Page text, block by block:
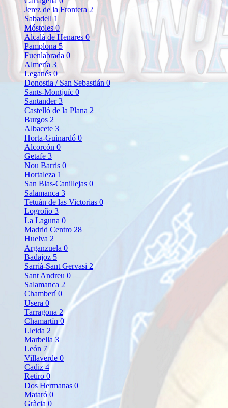
Jerez de la Frontera2
Sabadell1
Móstoles0
Alcalá de Henares 0
Pamplona 5
Fuenlabrada 0
Almería 3
Leganés0
Donostia / San Sebastián 0
Sants-Montjuïc 0
Santander3
Castelló de la Plana 2
Burgos 2
Albacete 3
Horta-Guinardó 0
Alcorcón 0
Getafe 3
Nou Barris 0
Hortaleza 1
San Blas-Canillejas 0
Salamanca 3
Tetuán de las Victorias 0
Logroño 3
La Laguna 0
Madrid Centro 28
Huelva 2
Arganzuela 0
Badajoz 5
Sarrià-Sant Gervasi 2
Sant Andreu 0
Salamanca 2
Chamberí0
Usera 0
Tarragona 2
Chamartín0
Lleida 2
Marbella 3
León 7
Villaverde 0
Cadiz 4
Retiro 0
Dos Hermanas 0
Mataró 0
Gràcia 0